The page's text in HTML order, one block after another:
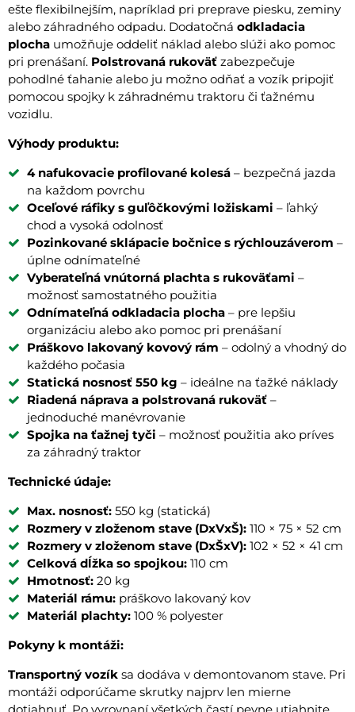
ešte flexibilnejším, napríklad pri preprave piesku, zeminy
alebo záhradného odpadu. Dodatočná odkladacia
plocha umožňuje oddeliť náklad alebo slúži ako pomoc
pri prenášaní. Polstrovaná rukoväť zabezpečuje
pohodlné ťahanie alebo ju možno odňať a vozík pripojiť
pomocou spojky k záhradnému traktoru či ťažnému
vozidlu.
Výhody produktu:
4 nafukovacie profilované kolesá – bezpečná jazda
na každom povrchu
Oceľové ráfiky s guľôčkovými ložiskami – ľahký
chod a vysoká odolnosť
Pozinkované sklápacie bočnice s rýchlouzáverom –
úplne odnímateľné
Vyberateľná vnútorná plachta s rukoväťami –
možnosť samostatného použitia
Odnímateľná odkladacia plocha – pre lepšiu
organizáciu alebo ako pomoc pri prenášaní
Práškovo lakovaný kovový rám – odolný a vhodný do
každého počasia
Statická nosnosť 550 kg – ideálne na ťažké náklady
Riadená náprava a polstrovaná rukoväť –
jednoduché manévrovanie
Spojka na ťažnej tyči – možnosť použitia ako príves
za záhradný traktor
Technické údaje:
Max. nosnosť: 550 kg (statická)
Rozmery v zloženom stave (DxVxŠ): 110 × 75 × 52 cm
Rozmery v zloženom stave (DxŠxV): 102 × 52 × 41 cm
Celková dĺžka so spojkou: 110 cm
Hmotnosť: 20 kg
Materiál rámu: práškovo lakovaný kov
Materiál plachty: 100 % polyester
Pokyny k montáži:
Transportný vozík sa dodáva v demontovanom stave. Pri
montáži odporúčame skrutky najprv len mierne
dotiahnuť. Po vyrovnaní všetkých častí pevne utiahnite